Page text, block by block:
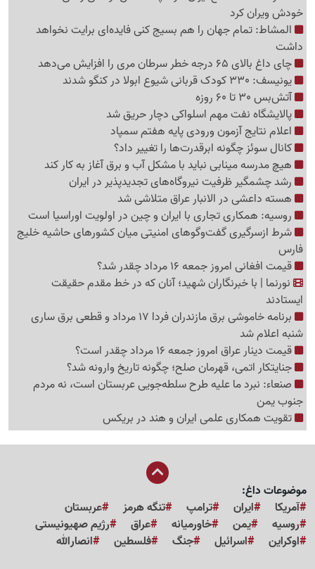
خودش ویران کرد
المشاط: تمام جهان را هم بسیج کنی فایده‌ای برایت نخواهد
داشت
چای داغ بالای 65 درجه خطر سرطان مری را افزایش می‌دهد
یونیسف: 330 کودک قربانی شیوع ابولا در کنگو شدند
آتش‌بس 30 تا 60 روزه
پالایشگاه نفت مهم اسلواکی دچار حریق شد
اعلام نتایج آزمون ورودی پایه هفتم سمپاد
کانال سوئز چگونه ابرقدرت‌ها را تغییر داد؟
هیچ مدرسه مینابی نباید با مشکل آب و برق آغاز به کار کند
رشد چشمگیر ظرفیت نیروگاه‌های تجدیدپذیر در ایران
هسته داعشی در الانبار عراق متلاشی شد
روسیه: همکاری تجاری با ایران و چین در اولویت اوراسیا است
شرط ازسرگیری گفت‌وگوهای امنیتی میان کشورهای حاشیه خلیج
فارس
قیمت افغانی امروز جمعه 16 مرداد چقدر شد؟
نورنما | با خبرنگاران شهید؛ آنان که در خط مقدم حقیقت
ایستادند
برنامه خاموشی برق مازندران فردا 17 مرداد و قطعی برق ساری
شنبه اعلام شد
قیمت دینار عراق امروز جمعه 16 مرداد چقدر است؟
جنایتکار اتمی، قهرمان صلح؛ چگونه تاریخ وارونه شد؟
صنعاء: نبرد ما علیه طرح سلطه‌جویی عربستان است، نه مردم
جنوب یمن
تقویت همکاری علمی ایران و هند در بریکس
موضوعات داغ:
آمریکا
ایران ترامپ تنگه هرمز
عربستان
روسیه
یمن خاورمیانه عراق
رژیم صهیونیستی
اوکراین
اسرائیل جنگ فلسطین انصارالله